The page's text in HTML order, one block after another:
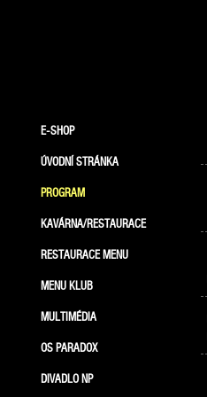
E-SHOP
ÚVODNÍ STRÁNKA
PROGRAM
KAVÁRNA/RESTAURACE
RESTAURACE MENU
MENU KLUB
MULTIMÉDIA
OS PARADOX
DIVADLO NP